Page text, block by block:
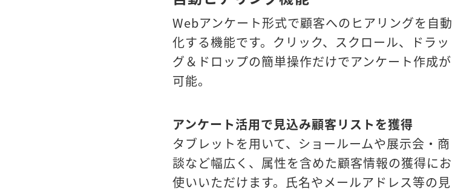
Webアンケート形式で顧客へのヒアリングを自動
化する機能です。クリック、スクロール、ドラッ
グ＆ドロップの簡単操作だけでアンケート作成が
可能。
アンケート活用で見込み顧客リストを獲得
タブレットを用いて、ショールームや展示会・商
談など幅広く、属性を含めた顧客情報の獲得にお
使いいただけます。氏名やメールアドレス等の見